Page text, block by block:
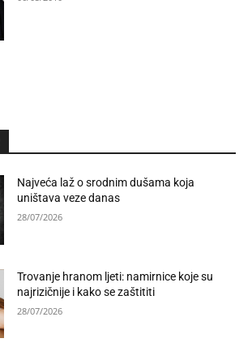
Najveća laž o srodnim dušama koja
uništava veze danas
28/07/2026
Trovanje hranom ljeti: namirnice koje su
najrizičnije i kako se zaštititi
28/07/2026